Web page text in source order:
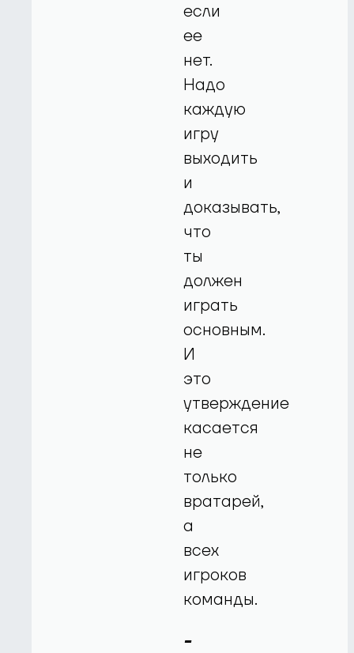
если
ее
нет.
Надо
каждую
игру
выходить
и
доказывать,
что
ты
должен
играть
основным.
И
это
утверждение
касается
не
только
вратарей,
а
всех
игроков
команды.
-